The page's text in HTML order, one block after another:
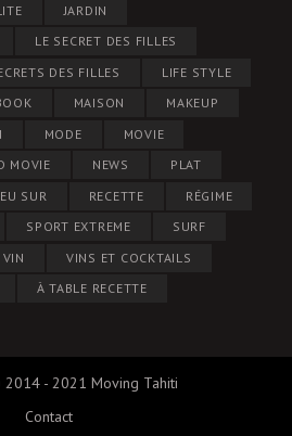
JARDIN
LE SECRET DES FILLES
DES FILLES
LIFE STYLE
MAISON
MAKEUP
MODE
MOVIE
MOVIE NEWS
PLAT
SUR RECETTE
RÉGIME
SPORT EXTREME
SURF
VIN
VINS ET COCKTAILS
À TABLE RECETTE
- 2021 Moving Tahiti
Contact